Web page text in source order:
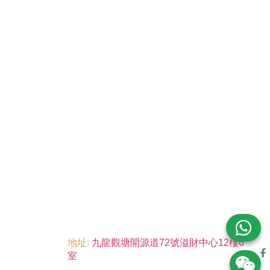
地址: 九龍觀塘開源道72號溢財中心12樓6
室